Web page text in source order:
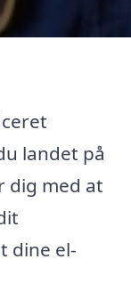
landet på
dig med at
dine el-